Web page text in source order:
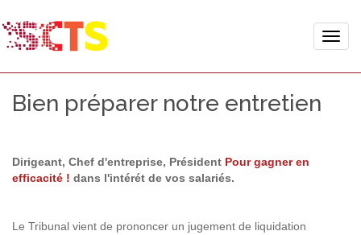
Toggle
Bien préparer notre entretien
Dirigeant, Chef d'entreprise, Président Pour gagner en
efficacité ! dans l'intérét de vos salariés.
Le Tribunal vient de prononcer un jugement de liquidation